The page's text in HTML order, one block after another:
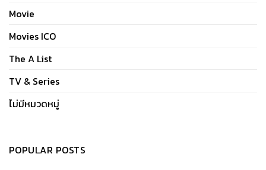
Movie
Movies ICO
The A List
TV & Series
ไม่มีหมวดหมู่
POPULAR POSTS